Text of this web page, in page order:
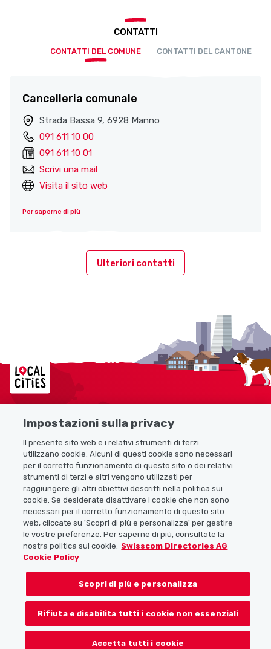
CONTATTI
CONTATTI DEL COMUNE CONTATTI DEL CANTONE
Cancelleria comunale
Strada Bassa 9, 6928 Manno
091 611 10 00
091 611 10 01
Scrivi una mail
Visita il sito web
Per saperne di più
Ulteriori contatti
Localcities
Link utili
Scarica l’app Localcities
Seguiteci su:
Impostazioni sulla privacy
Il presente sito web e i relativi strumenti di terzi
utilizzano cookie. Alcuni di questi cookie sono necessari
per il corretto funzionamento di questo sito o dei relativi
strumenti di terzi e altri vengono utilizzati per
raggiungere gli altri obiettivi descritti nella politica sui
cookie. Se desiderate disattivare i cookie che non sono
necessari per il corretto funzionamento di questo sito
web, cliccate su 'Scopri di più e personalizza' per gestire
le vostre preferenze. Per saperne di più, consultate la
nostra politica sui cookie.
Swisscom Directories AG
Cookie Policy
Scopri di più e personalizza
Rifiuta e disabilita tutti i cookie non essenziali
Accetta tutti i cookie